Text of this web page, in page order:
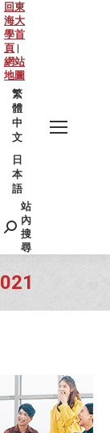
回東
海大
學首
頁 |
網站
地圖
繁
體
中
文
日
本
語
Search:
站
內
搜
尋